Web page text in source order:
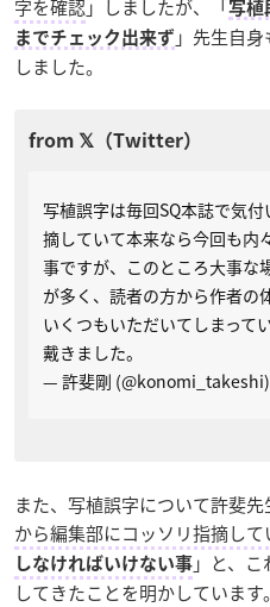
字を確認」しましたが、「写植
までチェック出来ず 」先生自
しました。
写植誤字は毎回SQ本誌で気
摘していて本来なら今回も内
事ですが、このところ大事な
が多く、読者の方から作者の
いくつもいただいてしまって
戴きました。
— 許斐剛 (@konomi_takeshi)
また、写植誤字について許斐先
から編集部にコッソリ指摘して
しなければいけない事 」と、
してきたことを明かしています。